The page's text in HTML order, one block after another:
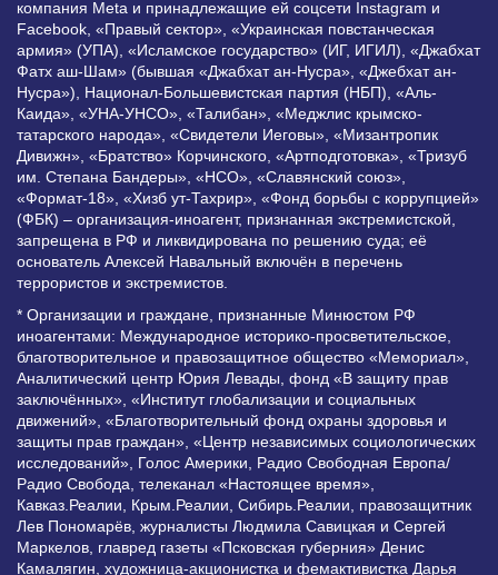
компания Meta и принадлежащие ей соцсети Instagram и
Facebook, «Правый сектор», «Украинская повстанческая
армия» (УПА), «Исламское государство» (ИГ, ИГИЛ), «Джабхат
Фатх аш-Шам» (бывшая «Джабхат ан-Нусра», «Джебхат ан-
Нусра»), Национал-Большевистская партия (НБП), «Аль-
Каида», «УНА-УНСО», «Талибан», «Меджлис крымско-
татарского народа», «Свидетели Иеговы», «Мизантропик
Дивижн», «Братство» Корчинского, «Артподготовка», «Тризуб
им. Степана Бандеры», «НСО», «Славянский союз»,
«Формат-18», «Хизб ут-Тахрир», «Фонд борьбы с коррупцией»
(ФБК) – организация-иноагент, признанная экстремистской,
запрещена в РФ и ликвидирована по решению суда; её
основатель Алексей Навальный включён в перечень
террористов и экстремистов.
* Организации и граждане, признанные Минюстом РФ
иноагентами: Международное историко-просветительское,
благотворительное и правозащитное общество «Мемориал»,
Аналитический центр Юрия Левады, фонд «В защиту прав
заключённых», «Институт глобализации и социальных
движений», «Благотворительный фонд охраны здоровья и
защиты прав граждан», «Центр независимых социологических
исследований», Голос Америки, Радио Свободная Европа/
Радио Свобода, телеканал «Настоящее время»,
Кавказ.Реалии, Крым.Реалии, Сибирь.Реалии, правозащитник
Лев Пономарёв, журналисты Людмила Савицкая и Сергей
Маркелов, главред газеты «Псковская губерния» Денис
Камалягин, художница-акционистка и фемактивистка Дарья